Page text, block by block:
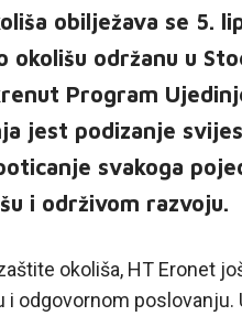
obilježava se 5.
okolišu održanu u
Program
jest podizanje
svakoga
i održivom razvoju.
okoliša, HT Eronet
odgovornom poslovanju.